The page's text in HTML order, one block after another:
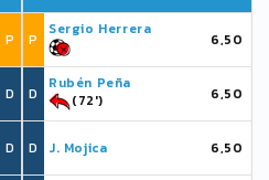
P
D
D
P
Sergio Herrera
6,50
D
Rubén Peña
(72')
6,50
D J. Mojica 6,50